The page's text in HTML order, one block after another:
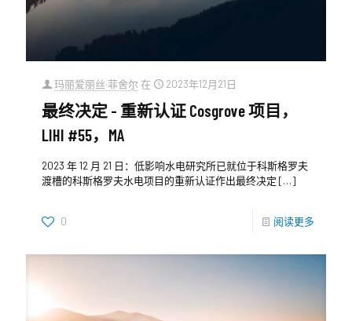
玛丽爱丽丝·菲舍尔 在 2023年12月21日
最终决定 - 重新认证 Cosgrove 项目，
LIHI #55，MA
2023 年 12 月 21 日：低影响水电研究所已就位于科斯格罗夫
渡槽的科斯格罗夫水电项目的重新认证作出最终决定 […]
0 阅读更多